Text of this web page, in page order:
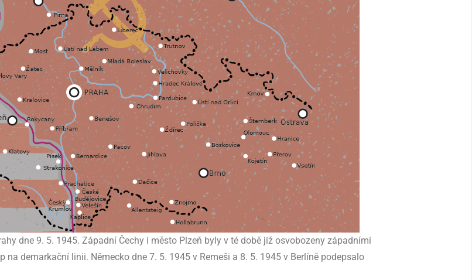
dne 9. 5. 1945. Západní Čechy i město Plzeň byly v té době již osvobozeny západními
demarkační linii. Německo dne 7. 5. 1945 v Remeši a 8. 5. 1945 v Berlíně podepsalo